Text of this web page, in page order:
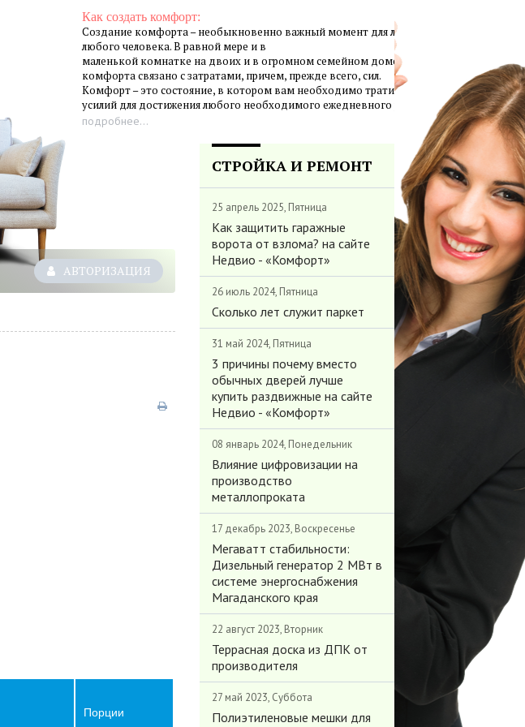
Как создать комфорт:
Создание комфорта – необыкновенно важный момент для личной жизни
любого человека. В равной мере и в
маленькой комнатке на двоих и в огромном семейном доме создание
комфорта связано с затратами, причем, прежде всего, сил.
Комфорт – это состояние, в котором вам необходимо тратить минимум
усилий для достижения любого необходимого ежедневного результата.
подробнее...
АВТОРИЗАЦИЯ
Порции
СТРОЙКА И РЕМОНТ
25 апрель 2025, Пятница
Как защитить гаражные
ворота от взлома? на сайте
Недвио - «Комфорт»
26 июль 2024, Пятница
Сколько лет служит паркет
31 май 2024, Пятница
3 причины почему вместо
обычных дверей лучше
купить раздвижные на сайте
Недвио - «Комфорт»
08 январь 2024, Понедельник
Влияние цифровизации на
производство
металлопроката
17 декабрь 2023, Воскресенье
Мегаватт стабильности:
Дизельный генератор 2 МВт в
системе энергоснабжения
Магаданского края
22 август 2023, Вторник
Террасная доска из ДПК от
производителя
27 май 2023, Суббота
Полиэтиленовые мешки для